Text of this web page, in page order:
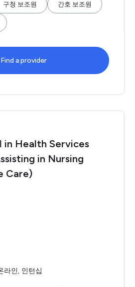
구청 보조원 간호 보조원
Find a provider
Health Services
in Nursing
Care)
라인, 인턴십